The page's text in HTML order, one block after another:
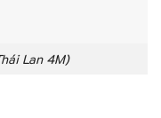
Lan 4M)